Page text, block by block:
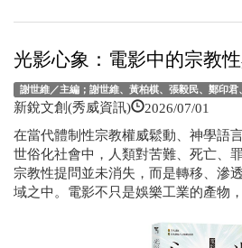
光影心象：電影中的宗教
謝世維／主編；謝世維、黃柏棋、張毅民、鄭印
新銳文創(秀威資訊) 2026/07/01
在當代體制性宗教權威鬆動、神學語
世俗化社會中，人類對苦難、死亡、
宗教性提問並未消失，而是轉移、滲
域之中。電影不只是娛樂工業的產物